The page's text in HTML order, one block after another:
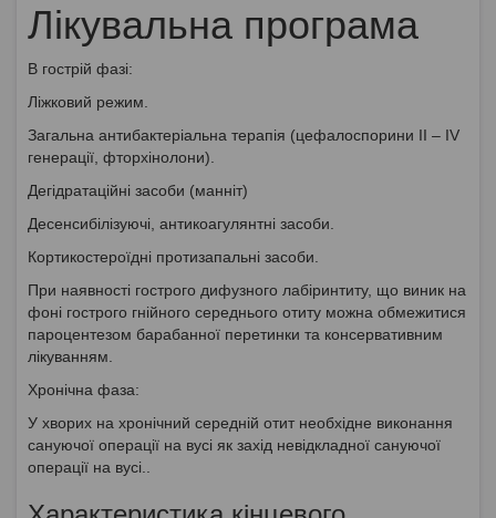
Лікувальна програма
В гострій фазі:
Ліжковий режим.
Загальна антибактеріальна терапія (цефалоспoрини II – IV
генерації, фторхінолони).
Дегідратаційні засоби (манніт)
Десенсибілізуючі, антикоагулянтні засоби.
Кортикостероїдні протизапальні засоби.
При наявності гострого дифузного лабіринтиту, що виник на
фоні гострого гнійного середнього отиту можна обмежитися
пароцентезом барабанної перетинки та консервативним
лікуванням.
Хронічна фаза:
У хворих на хронічний середній отит необхідне виконання
сануючої операції на вусі як захід невідкладної сануючої
операції на вусі..